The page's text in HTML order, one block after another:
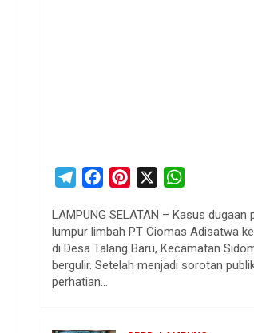
l
e
g
r
c
e
b
n
e
a
t
s
LAMPUNG SELATAN – Kasus dugaan
lumpur limbah PT Ciomas Adisatwa
di Desa Talang Baru, Kecamatan
bergulir. Setelah menjadi sorotan
perhatian…